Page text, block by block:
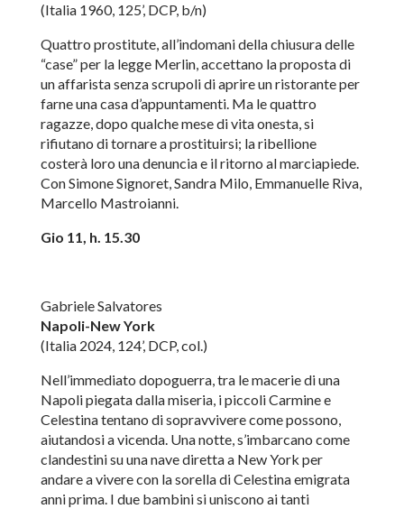
(Italia 1960, 125’, DCP, b/n)
Quattro prostitute, all’indomani della chiusura delle
“case” per la legge Merlin, accettano la proposta di
un affarista senza scrupoli di aprire un ristorante per
farne una casa d’appuntamenti. Ma le quattro
ragazze, dopo qualche mese di vita onesta, si
rifiutano di tornare a prostituirsi; la ribellione
costerà loro una denuncia e il ritorno al marciapiede.
Con Simone Signoret, Sandra Milo, Emmanuelle Riva,
Marcello Mastroianni.
Gio 11, h. 15.30
Gabriele Salvatores
Napoli-New York
(Italia 2024, 124’, DCP, col.)
Nell’immediato dopoguerra, tra le macerie di una
Napoli piegata dalla miseria, i piccoli Carmine e
Celestina tentano di sopravvivere come possono,
aiutandosi a vicenda. Una notte, s’imbarcano come
clandestini su una nave diretta a New York per
andare a vivere con la sorella di Celestina emigrata
anni prima. I due bambini si uniscono ai tanti